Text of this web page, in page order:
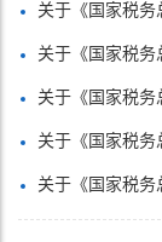
关于《国家税务总局
关于《国家税务总局关
关于《国家税务总局
关于《国家税务总局 工业和信息化部关于发布
关于《国家税务总局关